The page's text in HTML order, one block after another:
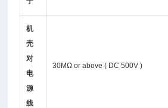
机
壳
对
电
源
线
30MΩ or above ( DC 500V )